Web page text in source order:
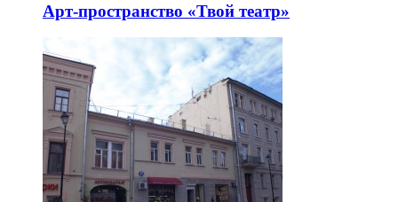
Арт-пространство «Твой театр»